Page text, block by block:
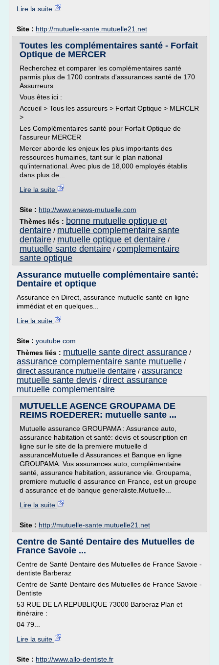
Lire la suite
Site : http://mutuelle-sante.mutuelle21.net
Toutes les complémentaires santé - Forfait
Optique de MERCER
Recherchez et comparer les complémentaires santé
parmis plus de 1700 contrats d'assurances santé de 170
Assurreurs
Vous êtes ici :
Accueil > Tous les assureurs > Forfait Optique > MERCER
>
Les Complémentaires santé pour Forfait Optique de
l'assureur MERCER
Mercer aborde les enjeux les plus importants des
ressources humaines, tant sur le plan national
qu'international. Avec plus de 18,000 employés établis
dans plus de...
Lire la suite
Site : http://www.enews-mutuelle.com
Thèmes liés : bonne mutuelle optique et
dentaire / mutuelle complementaire sante
dentaire / mutuelle optique et dentaire /
mutuelle sante dentaire / complementaire
sante optique
Assurance mutuelle complémentaire santé:
Dentaire et optique
Assurance en Direct, assurance mutuelle santé en ligne
immédiat et en quelques...
Lire la suite
Site : youtube.com
Thèmes liés : mutuelle sante direct assurance /
assurance complementaire sante mutuelle /
direct assurance mutuelle dentaire / assurance
mutuelle sante devis / direct assurance
mutuelle complementaire
MUTUELLE AGENCE GROUPAMA DE
REIMS ROEDERER: mutuelle sante ...
Mutuelle assurance GROUPAMA : Assurance auto,
assurance habitation et santé: devis et souscription en
ligne sur le site de la premiere mutuelle d
assuranceMutuelle d Assurances et Banque en ligne
GROUPAMA. Vos assurances auto, complémentaire
santé, assurance habitation, assurance vie. Groupama,
premiere mutuelle d assurance en France, est un groupe
d assurance et de banque generaliste.Mutuelle...
Lire la suite
Site : http://mutuelle-sante.mutuelle21.net
Centre de Santé Dentaire des Mutuelles de
France Savoie ...
Centre de Santé Dentaire des Mutuelles de France Savoie -
dentiste Barberaz
Centre de Santé Dentaire des Mutuelles de France Savoie -
Dentiste
53 RUE DE LA REPUBLIQUE 73000 Barberaz Plan et
itinéraire :
04 79...
Lire la suite
Site : http://www.allo-dentiste.fr